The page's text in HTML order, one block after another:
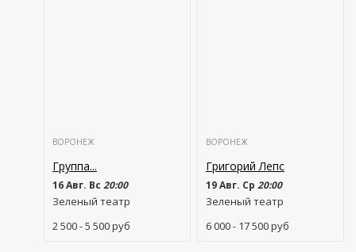
ВОРОНЕЖ
Группа...
16 Авг. Вс 20:00
Зеленый театр
2 500 - 5 500руб
ВОРОНЕЖ
Григорий Лепс
19 Авг. Ср 20:00
Зеленый театр
6 000 - 17 500руб